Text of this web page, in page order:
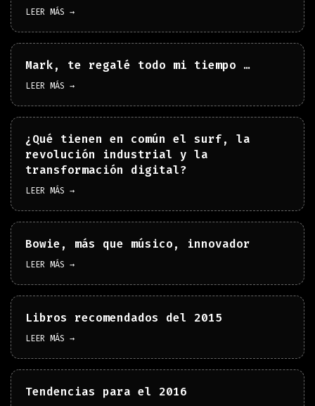
LEER MÁS →
Mark, te regalé todo mi tiempo …
LEER MÁS →
¿Qué tienen en común el surf, la
revolución industrial y la
transformación digital?
LEER MÁS →
Bowie, más que músico, innovador
LEER MÁS →
Libros recomendados del 2015
LEER MÁS →
Tendencias para el 2016